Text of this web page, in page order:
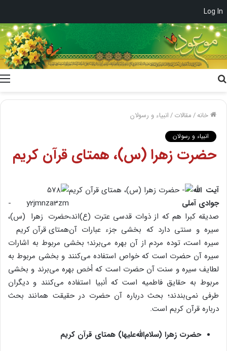
Log In
خانه/مقالات/انبیاء و رسولان
انبیاء و رسولان
حضرت زهرا (س)، همتای قرآن کریم
آیت الله
جوادی آملی
صدیقه کبرا هم که از ذوات قدسی عترت (ع)اند،
سیره و سنتی دارد که بخشی جزء عبارات آن
سیره است، توده مردم از آن بهره می‌برند؛ بخشی مربوط به اشارات
سیره آن حضرت است که خواص استفاده می‌کنند و بخشی مربوط به
لطایف سیره و سنت آن حضرت است که أخص بهره می‌برند و بخشی
مربوط به حقایق فاطمیه است که أنبیا استفاده می‌کنند و دیگران
طرفی نمی‌بندند؛ بحث درباره آن حضرت در حقیقت همانند بحث
درباره قرآن کریم است.
حضرت زهرا (سلام‌الله‌علیها) همتای قرآن کریم